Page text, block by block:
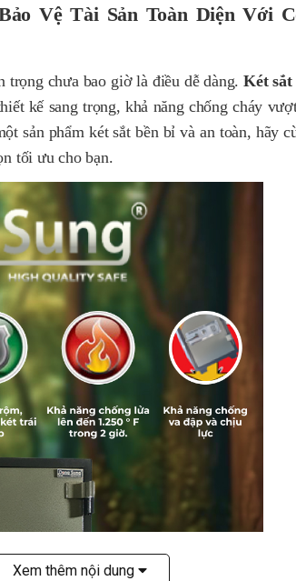
Vệ Tài Sản Toàn Diện Với
trọng chưa bao giờ là điều dễ dàng.Két sắt
kế sang trọng, khả năng chống cháy
sản phẩm két sắt bền bỉ và an toàn, hãy
tối ưu cho bạn.
Xem thêm nội dung